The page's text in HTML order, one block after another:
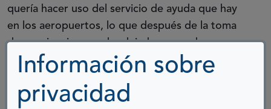
Información sobre
privacidad
quería hacer uso del servicio de ayuda que hay
en los aeropuertos, lo que después de la toma
de conciencia ya no he dejado nunca de usar.
Como este podría poner muchos ejemplos:
aparcamiento... En mi fase de negación todas